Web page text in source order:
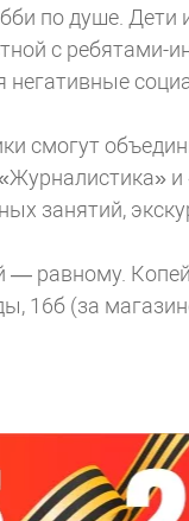
по душе. Дети
с ребятами-
негативные
смогут
занятий,
— равному.
16б (за